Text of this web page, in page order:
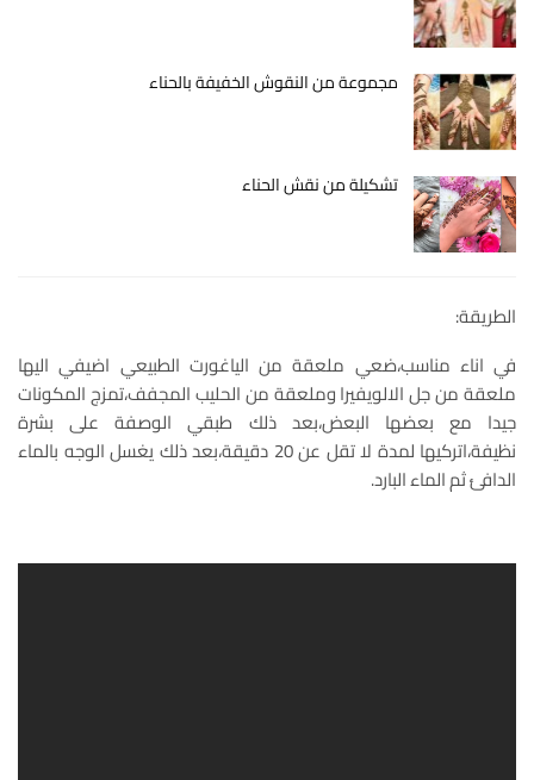
مجموعة من النقوش الخفيفة بالحناء
تشكيلة من نقش الحناء
الطريقة:
في اناء مناسب،ضعي ملعقة من الياغورت الطبيعي اضيفي اليها
ملعقة من جل الالويفيرا وملعقة من الحليب المجفف،تمزج المكونات
جيدا مع بعضها البعض،بعد ذلك طبقي الوصفة على بشرة
نظيفة،اتركيها لمدة لا تقل عن 20 دقيقة،بعد ذلك يغسل الوجه بالماء
الدافئ ثم الماء البارد.